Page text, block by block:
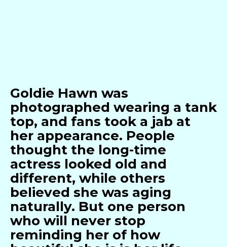
Goldie Hawn was
photographed wearing a tank
top, and fans took a jab at
her appearance. People
thought the long-time
actress looked old and
different, while others
believed she was aging
naturally. But one person
who will never stop
reminding her of how